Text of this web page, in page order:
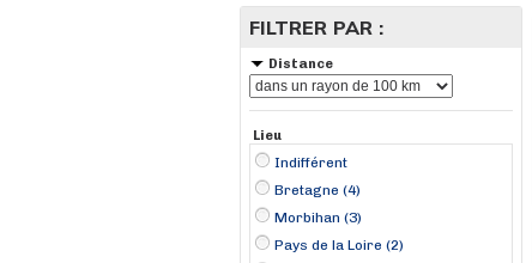
FILTRER PAR :
Distance
Lieu
Indifférent
Bretagne (4)
Morbihan (3)
Pays de la Loire (2)